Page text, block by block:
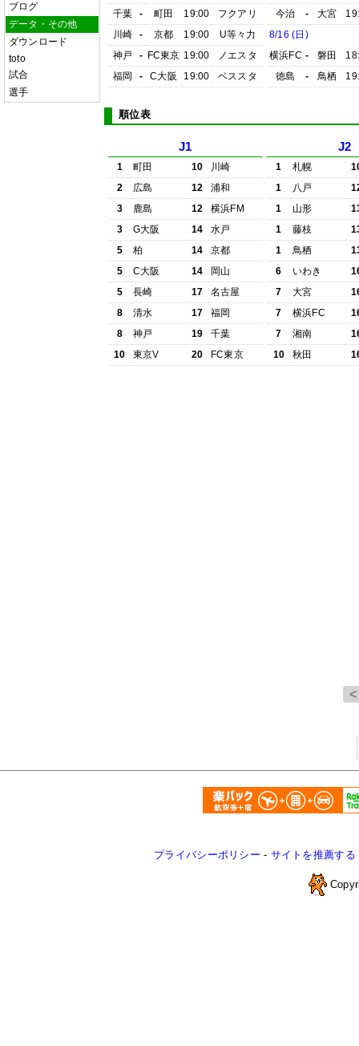
ブログ
データ・その他
ダウンロード
toto
試合
選手
千葉
- 町田 19:00
フクアリ
川崎
- 京都 19:00
U等々力
神戸
- FC東京 19:00
ノエスタ
福岡
- C大阪 19:00 ベススタ
今治
- 大宮
8/16 (日)
横浜FC - 磐田
徳島
- 鳥栖
順位表
J1
1 町田 10
川崎
2
広島 12
浦和
3
鹿島 12
横浜FM
3
G大阪 14
水戸
5
柏 14
京都
5
C大阪 14
岡山
5
長崎 17
名古屋
8
清水 17
福岡
8
神戸 19
千葉
10
東京V 20 FC東京
J2
1 札幌
1
八戸
1
山形
1
藤枝
1
鳥栖
6
いわき
7
大宮
7
横浜FC
7
湘南
10
秋田
プライバシーポリシー - サイトを推薦する